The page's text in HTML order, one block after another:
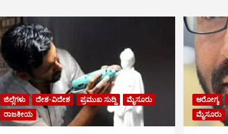
ಜಿಲ್ಲೆಗಳು ದೇಶ-ವಿದೇಶ ಪ್ರಮುಖ ಸುದ್ದಿ
ಮೈಸೂರು
ರಾಜಕೀಯ
ಆರೋಗ್ಯ
ಮೈಸೂರು